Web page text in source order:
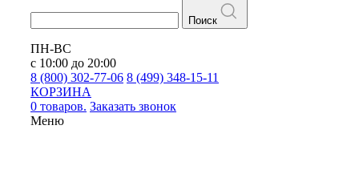
Поиск
ПН-ВС
с 10:00 до 20:00
8 (800) 302-77-06 8 (499) 348-15-11
КОРЗИНА
0 товаров. Заказать звонок
Меню